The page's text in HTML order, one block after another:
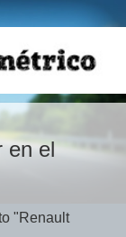
en el
"Renault